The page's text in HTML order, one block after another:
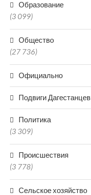
Образование
(3 099)
Общество
(27 736)
Официально
Подвиги Дагестанцев
Политика
(3 309)
Происшествия
(3 778)
Сельское хозяйство